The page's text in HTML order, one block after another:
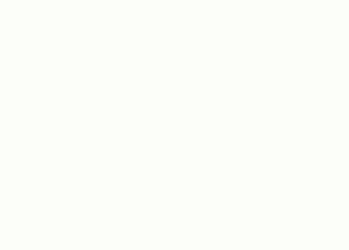
ingénieurs en tissus, nous
tissus de moquette en